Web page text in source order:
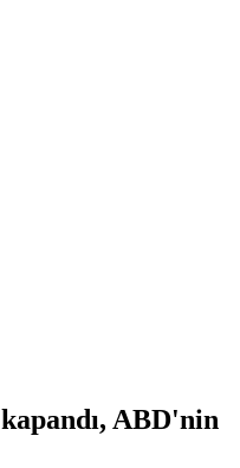
ABD'nin